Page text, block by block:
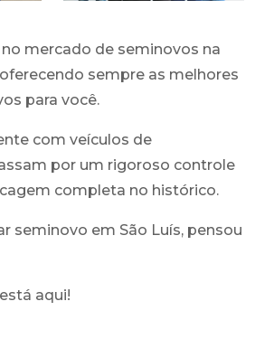
mercado de seminovos na
sempre as melhores
para você.
com veículos de
por um rigoroso controle
completa no histórico.
seminovo em São Luís, pensou
aqui!